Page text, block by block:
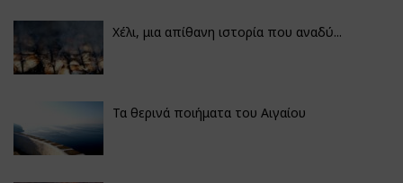
Χέλι, μια απίθανη ιστορία που αναδύ...
Τα θερινά ποιήματα του Αιγαίου